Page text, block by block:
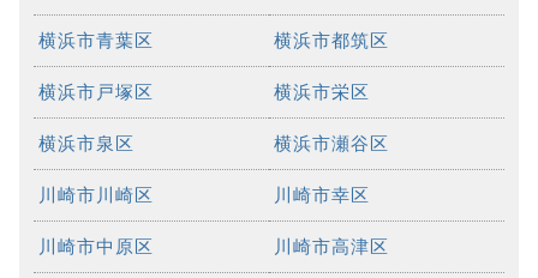
横浜市青葉区 横浜市都筑区
横浜市戸塚区 横浜市栄区
横浜市泉区 横浜市瀬谷区
川崎市川崎区 川崎市幸区
川崎市中原区 川崎市高津区